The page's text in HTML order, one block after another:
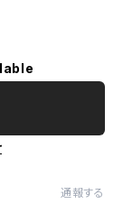
通報する